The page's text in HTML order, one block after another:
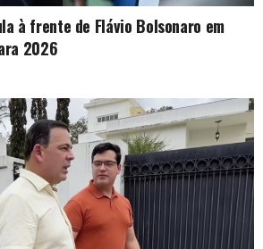
à frente de Flávio Bolsonaro em
2026